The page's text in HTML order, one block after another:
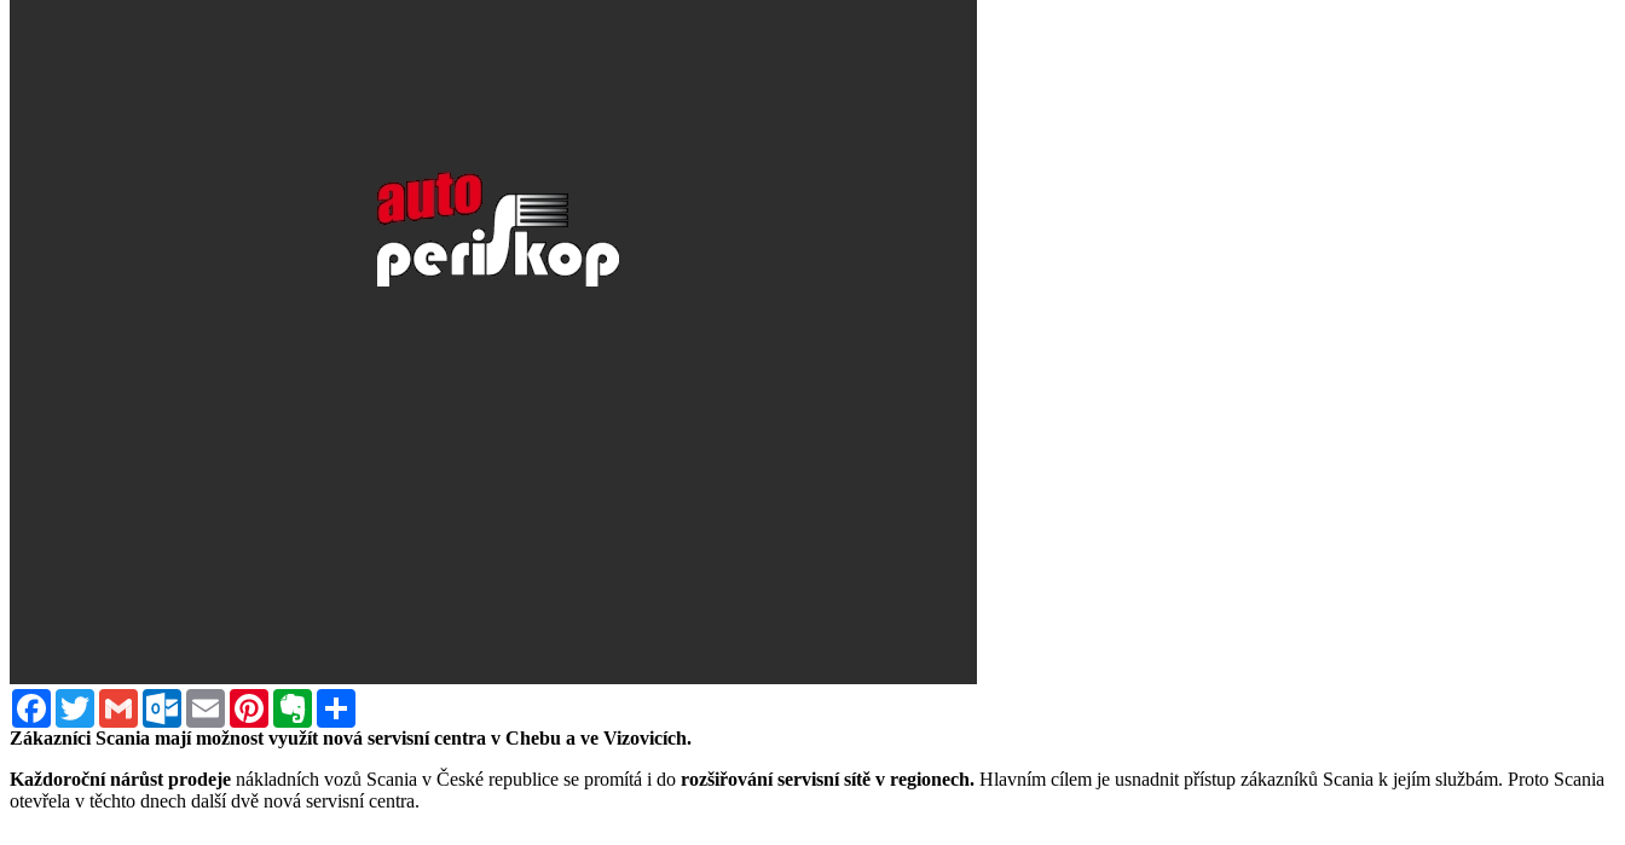
FacebookTwitterGmail Outlook.com
Email PinterestEvernote
Zákazníci Scania mají možnost využít nová servisní centra v Chebu a ve Vizovicích.
Každoroční nárůst prodeje nákladních vozů Scania v České republice se promítá i do rozšiřování servisní sítě v regionech. Hlavním cílem je usnadnit přístup zákazníků Scania k jejím službám. Proto Scania
otevřela v těchto dnech další dvě nová servisní centra.